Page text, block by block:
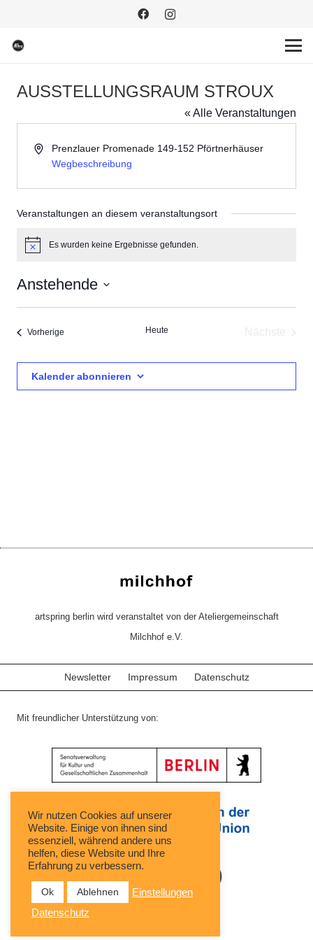
AUSSTELLUNGSRAUM STROUX
« Alle Veranstaltungen
AdressePrenzlauer Promenade 149-152 Pförtnerhäuser
Wegbeschreibung
Veranstaltungen an diesem veranstaltungsort
HinweisEs wurden keine Ergebnisse gefunden.
Anstehende
Datum
Vorherige Heute
Kalender abonnieren
artspring berlin wird veranstaltet von der Ateliergemeinschaft
Milchhof e.V.
Newsletter Impressum Datenschutz
Mit freundlicher Unterstützung von:
Wir nutzen Cookies auf unserer
Website. Einige von ihnen sind
essenziell, während andere uns
helfen, diese Website und Ihre
Erfahrung zu verbessern.
Ok Ablehnen
Einstellungen
Datenschutz